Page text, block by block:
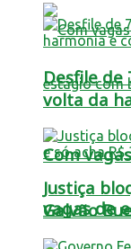
Com
vagas de
Desfile de
volta da
Justiça
Galvão